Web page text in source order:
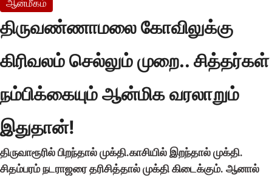
ஆன்மீகம்
திருவண்ணாமலை கோவிலுக்கு
கிரிவலம் செல்லும் முறை.. சித்தர்கள்
நம்பிக்கையும் ஆன்மிக வரலாறும்
இதுதான்!
திருவாரூரில் பிறந்தால் முக்தி.காசியில் இறந்தால் முக்தி.
சிதம்பரம் நடராஜரை தரிசித்தால் முக்தி கிடைக்கும். ஆனால்